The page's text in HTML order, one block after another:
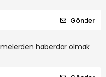
Gönder
haberdar olmak